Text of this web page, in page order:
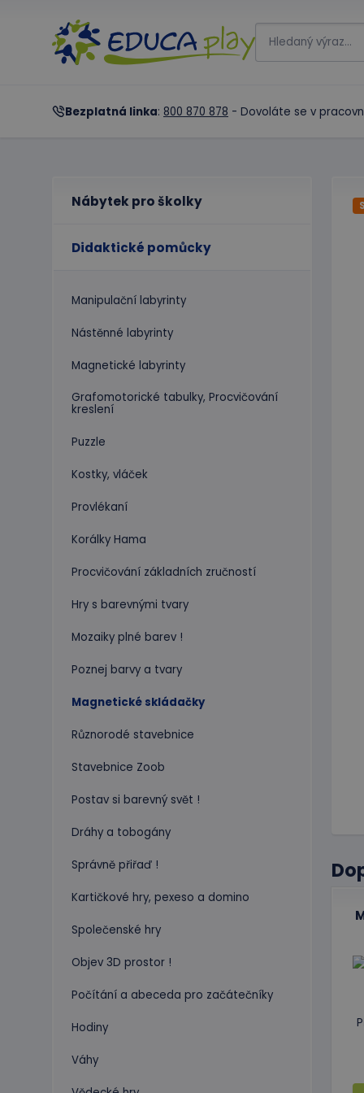
Bezplatná linka: 800 870 878 - Dovoláte se v
Nábytek pro školky
Didaktické pomůcky
Manipulační labyrinty
Nástěnné labyrinty
Magnetické labyrinty
Grafomotorické tabulky, Procvičování
kreslení
Puzzle
Kostky, vláček
Provlékaní
Korálky Hama
Procvičování základních zručností
Hry s barevnými tvary
Mozaiky plné barev !
Poznej barvy a tvary
Magnetické skládačky
Různorodé stavebnice
Stavebnice Zoob
Postav si barevný svět !
Dráhy a tobogány
Správně přiřaď !
Kartičkové hry, pexeso a domino
Společenské hry
Objev 3D prostor !
Počítání a abeceda pro začátečníky
Hodiny
Váhy